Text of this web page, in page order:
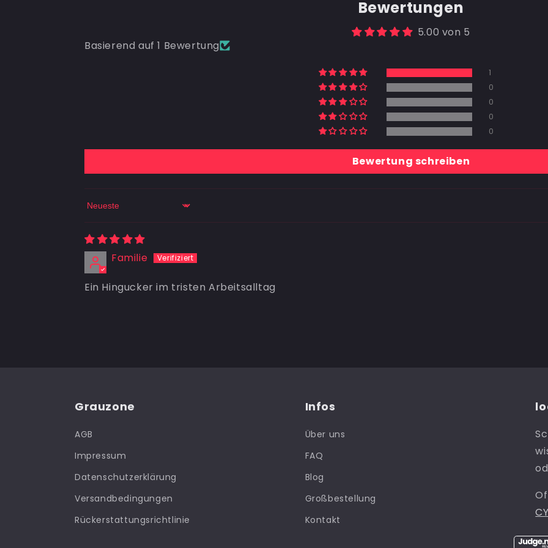
Bewertungen
5.00 von 5
Basierend auf 1 Bewertung
1
0
0
0
0
Bewertung schreiben
Sort by
Familie
Ein Hingucker im tristen Arbeitsalltag
Grauzone
AGB
Impressum
Datenschutzerklärung
Versandbedingungen
Rückerstattungsrichtlinie
Infos
Über uns
FAQ
Blog
Großbestellung
Kontakt